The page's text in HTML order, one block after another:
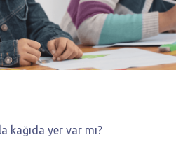
kağıda yer var mı?